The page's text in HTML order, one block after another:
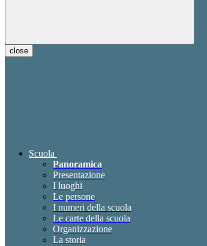
close
Scuola
Panoramica
Presentazione
I luoghi
Le persone
I numeri della scuola
Le carte della scuola
Organizzazione
La storia